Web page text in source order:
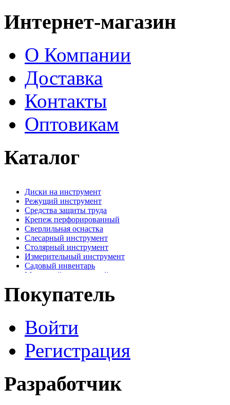
Интернет-магазин
О Компании
Доставка
Контакты
Оптовикам
Каталог
Диски на инструмент
Режущий инструмент
Средства защиты труда
Крепеж перфорированный
Сверлильная оснастка
Слесарный инструмент
Столярный инструмент
Измерительный инструмент
Садовый инвентарь
Малярный, отделочный инструмент
Наждачная бумага
Хозтовары
Электрика, осветительное оборудование
Пена и герметики
Автомобильный инструмент
Сварочное оборудование
Силовое оборудование
Покупатель
Войти
Регистрация
Разработчик